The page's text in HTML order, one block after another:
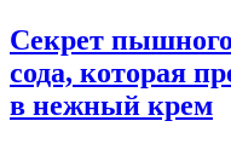
Секрет
сода, которая
в нежный крем